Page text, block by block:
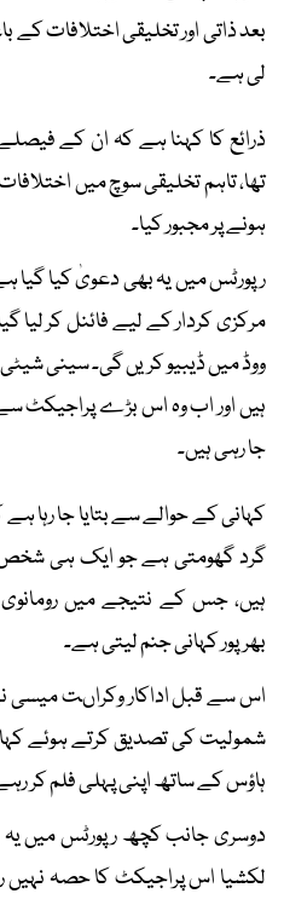
بعد ذاتی اور تخلیقی اختلافات
لی ہے۔
ذرائع کا کہنا ہے کہ ان کے
تھا، تاہم تخلیقی سوچ میں
ہونے پر مجبور کیا۔
رپورٹس میں یہ بھی دعویٰ کیا
مرکزی کردار کے لیے فائنل کر لیا
ہیں اور اب وہ اس بڑے پراجیکٹ
جا رہی ہیں۔
گرد گھومتی ہے جو ایک ہی
ہیں، جس کے نتیجے میں رومانوی
بھرپور کہانی جنم لیتی ہے۔
اس سے قبل اداکار وکراںت میسی
شمولیت کی تصدیق کرتے ہوئے کہا
ہاؤس کے ساتھ اپنی پہلی فلم کر
دوسری جانب کچھ رپورٹس میں یہ
لکشیا اس پراجیکٹ کا حصہ نہیں